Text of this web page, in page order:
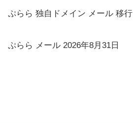
ぷらら 独自ドメイン メール 移行
ぷらら メール 2026年8月31日